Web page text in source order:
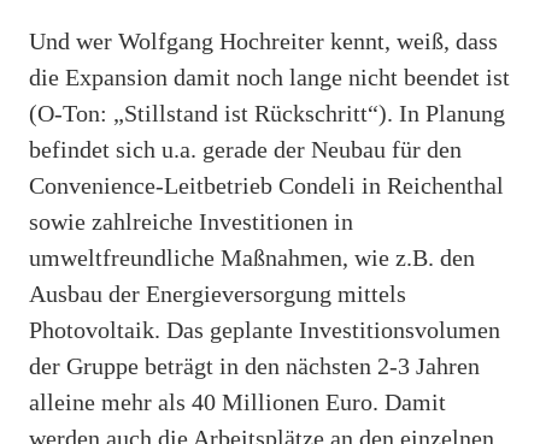
Und wer Wolfgang Hochreiter kennt, weiß, dass
die Expansion damit noch lange nicht beendet ist
(O-Ton: „Stillstand ist Rückschritt“). In Planung
befindet sich u.a. gerade der Neubau für den
Convenience-Leitbetrieb Condeli in Reichenthal
sowie zahlreiche Investitionen in
umweltfreundliche Maßnahmen, wie z.B. den
Ausbau der Energieversorgung mittels
Photovoltaik. Das geplante Investitionsvolumen
der Gruppe beträgt in den nächsten 2-3 Jahren
alleine mehr als 40 Millionen Euro. Damit
werden auch die Arbeitsplätze an den einzelnen